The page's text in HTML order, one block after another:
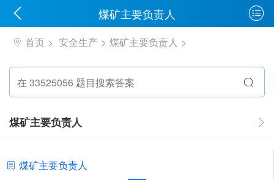
煤矿主要负责人
首页 安全生产 煤矿主要负责人
煤矿主要负责人
煤矿主要负责人